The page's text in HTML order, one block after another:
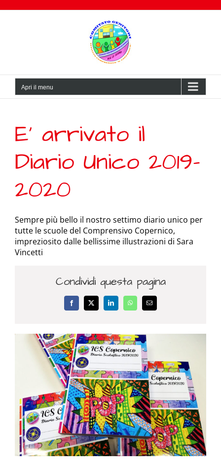
Apri il menu
E’ arrivato il
Diario Unico 2019-
2020
Sempre più bello il nostro settimo diario unico per
tutte le scuole del Comprensivo Copernico,
impreziosito dalle bellissime illustrazioni di Sara
Vincetti
Condividi questa pagina
Facebook
X LinkedInWhatsAppEmail